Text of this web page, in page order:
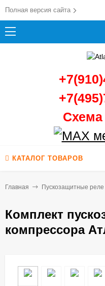
Полная версия сайта
Схема
КАТАЛОГ ТОВАРОВ
Главная Пускозащитные реле
Комплект
компрессора